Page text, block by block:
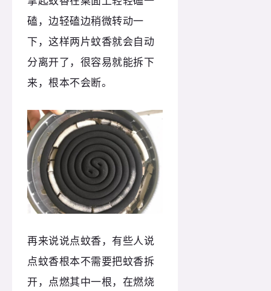
磕，边轻磕边稍微转动一
下，这样两片蚊香就会自动
分离开了，很容易就能拆下
来，根本不会断。
再来说说点蚊香，有些人说
点蚊香根本不需要把蚊香拆
开，点燃其中一根，在燃烧